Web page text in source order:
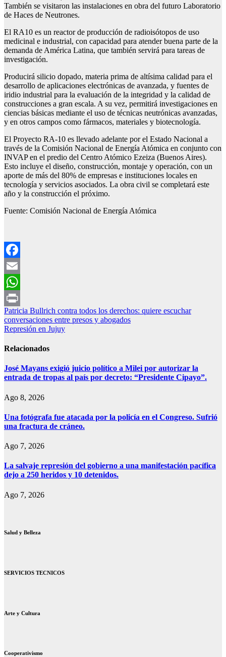
También se visitaron las instalaciones en obra del futuro Laboratorio
de Haces de Neutrones.
El RA10 es un reactor de producción de radioisótopos de uso
medicinal e industrial, con capacidad para atender buena parte de la
demanda de América Latina, que también servirá para tareas de
investigación.
Producirá silicio dopado, materia prima de altísima calidad para el
desarrollo de aplicaciones electrónicas de avanzada, y fuentes de
iridio industrial para la evaluación de la integridad y la calidad de
construcciones a gran escala. A su vez, permitirá investigaciones en
ciencias básicas mediante el uso de técnicas neutrónicas avanzadas,
y en otros campos como fármacos, materiales y biotecnología.
El Proyecto RA-10 es llevado adelante por el Estado Nacional a
través de la Comisión Nacional de Energía Atómica en conjunto con
INVAP en el predio del Centro Atómico Ezeiza (Buenos Aires).
Esto incluye el diseño, construcción, montaje y operación, con un
aporte de más del 80% de empresas e instituciones locales en
tecnología y servicios asociados. La obra civil se completará este
año y la construcción el próximo.
Fuente: Comisión Nacional de Energía Atómica
Facebook
Email
WhatsApp
Print
Navegación
de
Patricia Bullrich contra todos los derechos: quiere escuchar
conversaciones entre presos y abogados
Represión en Jujuy
Relacionados
José Mayans exigió juicio político a Milei por autorizar la
entrada de tropas al país por decreto: “Presidente Cipayo”.
Ago 8, 2026
Una fotógrafa fue atacada por la policía en el Congreso. Sufrió
una fractura de cráneo.
Ago 7, 2026
La salvaje represión del gobierno a una manifestación pacífica
dejo a 250 heridos y 10 detenidos.
Ago 7, 2026
Salud y Belleza
SERVICIOS TECNICOS
Arte y Cultura
Cooperativismo